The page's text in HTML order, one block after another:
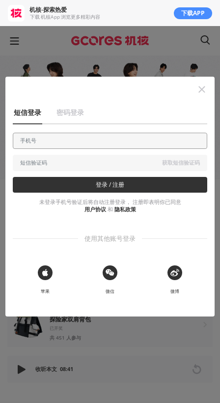
到底是什么心态？
吉考斯工业
探险家双肩背包
已开奖
共 451 人参与
收听本文 08:41
机核-探索热爱
下载 机核App 浏览更多精彩内容 下载APP
短信登录 密码登录
获取短信验证码
登录 / 注册
未登录手机号验证后将自动注册登录， 注册即表明你已同意
用户协议 和 隐私政策
使用其他账号登录
 Sign in with Apple
苹果 微信 微博